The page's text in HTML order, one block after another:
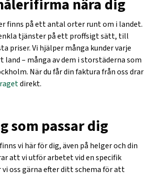
nära dig
finns på ett antal orter runt om i landet.
tjänster på ett proffsigt sätt, till
priser. Vi hjälper många kunder varje
land – många av dem i storstäderna som
När du får din faktura från oss drar
direkt.
som passar dig
vi här för dig, även på helger och din
att vi utför arbetet vid en specifik
oss gärna efter ditt schema för att